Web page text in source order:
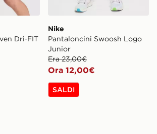
Dri‑FIT
Nike
Pantaloncini Swoosh Logo
Junior
Era 23,00€
Ora 12,00€
SALDI